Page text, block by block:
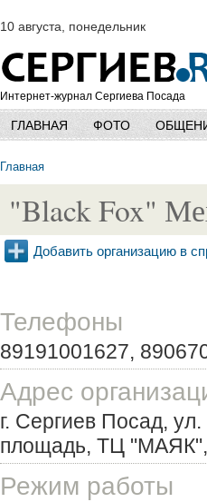
10 августа, понедельник
Интернет-журнал Сергиева Посада
ГЛАВНАЯ ФОТО
Главная
"Black Fox"
Добавить организацию в
Телефоны
89191001627,
Адрес
г. Сергиев Посад,
площадь, ТЦ
Режим работы